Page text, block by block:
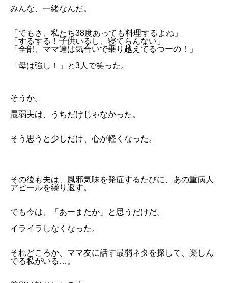
みんな、一緒なんだ。
「でもさ、私たち38度あっても料理するよね」
「するする！子供いるし、寝てらんない」
「全部、ママ達は気合いで乗り越えてるつーの！」
「母は強し！」と3人で笑った。
そうか。
最弱夫は、うちだけじゃなかった。
そう思うと少しだけ、心が軽くなった。
その後も夫は、風邪気味を発症するたびに、あの重病人
アピールを繰り返す。
でも今は、「あーまたか」と思うだけだ。
イライラしなくなった。
それどころか、ママ友に話す最弱ネタを探して、楽しん
でる私がいる…。